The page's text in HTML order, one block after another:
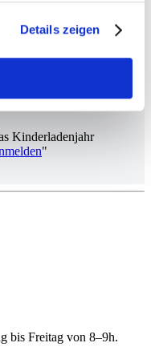
Details zeigen
ändernden
Kinderladenjahr
"
bis Freitag von 8–9h.